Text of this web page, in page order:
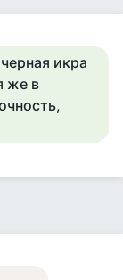
икра
же в